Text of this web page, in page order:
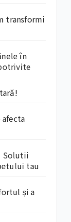
transformi
în
Solutii
tau
și a